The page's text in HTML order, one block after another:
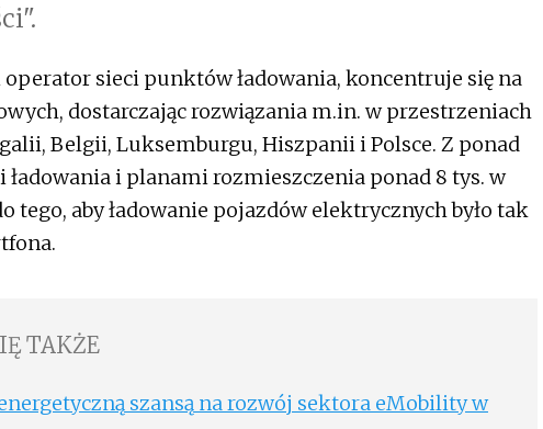
sieci punktów ładowania, koncentruje się na
dostarczając rozwiązania m.in. w przestrzeniach
Belgii, Luksemburgu, Hiszpanii i Polsce. Z ponad
ładowania i planami rozmieszczenia ponad 8 tys. w
tego, aby ładowanie pojazdów elektrycznych było tak
TAKŻE